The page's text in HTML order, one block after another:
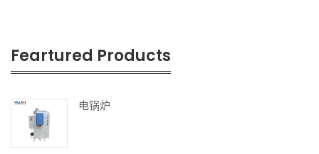
Feartured Products
电锅炉